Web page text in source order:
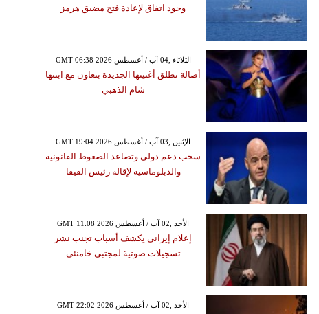
وجود اتفاق لإعادة فتح مضيق هرمز
GMT 06:38 2026 الثلاثاء ,04 آب / أغسطس
أصالة تطلق أغنيتها الجديدة بتعاون مع ابنتها
شام الذهبي
GMT 19:04 2026 الإثنين ,03 آب / أغسطس
سحب دعم دولي وتصاعد الضغوط القانونية
والدبلوماسية لإقالة رئيس الفيفا
GMT 11:08 2026 الأحد ,02 آب / أغسطس
إعلام إيراني يكشف أسباب تجنب نشر
تسجيلات صوتية لمجتبى خامنئي
GMT 22:02 2026 الأحد ,02 آب / أغسطس